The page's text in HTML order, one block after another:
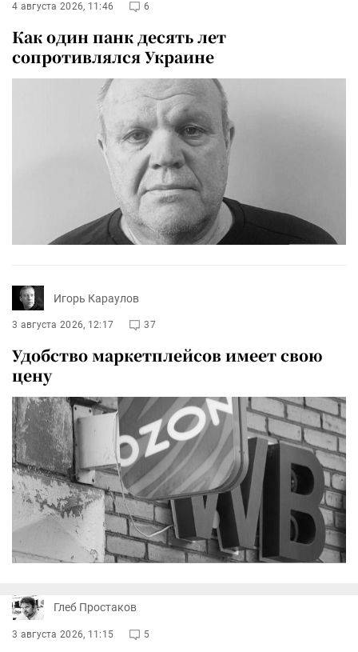
4 августа 2026, 11:46 6
Как один панк десять лет
сопротивлялся Украине
Игорь Караулов
3 августа 2026, 12:17 37
Удобство маркетплейсов имеет свою
цену
Глеб Простаков
3 августа 2026, 11:15 5